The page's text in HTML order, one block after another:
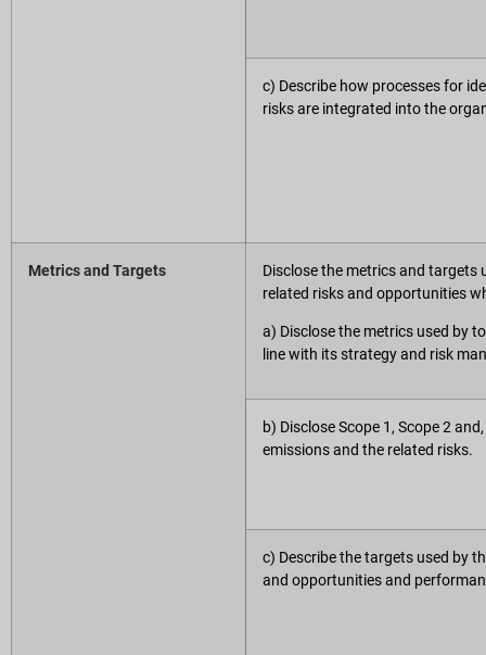
c) Describe how processes for
risks are integrated into the
Metrics and Targets
Disclose the metrics and targets
related risks and opportunities
a) Disclose the metrics used by
line with its strategy and risk
b) Disclose Scope 1, Scope 2
emissions and the related risks.
c) Describe the targets used by
and opportunities and